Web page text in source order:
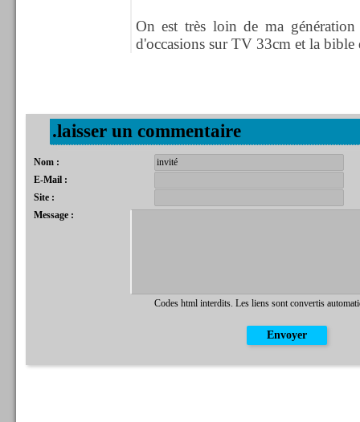
On est très loin de ma génération
d'occasions sur TV 33cm et la bible
.laisser un commentaire
Nom :
E-Mail :
Site :
Message :
Codes html interdits. Les liens sont convertis